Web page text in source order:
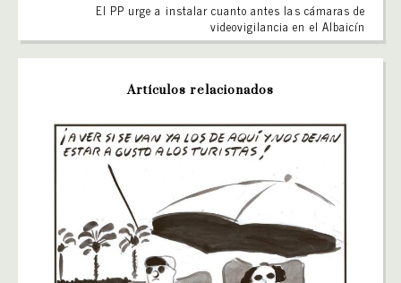
El PP urge a instalar cuanto antes las cámaras de
videovigilancia en el Albaicín
Artículos relacionados